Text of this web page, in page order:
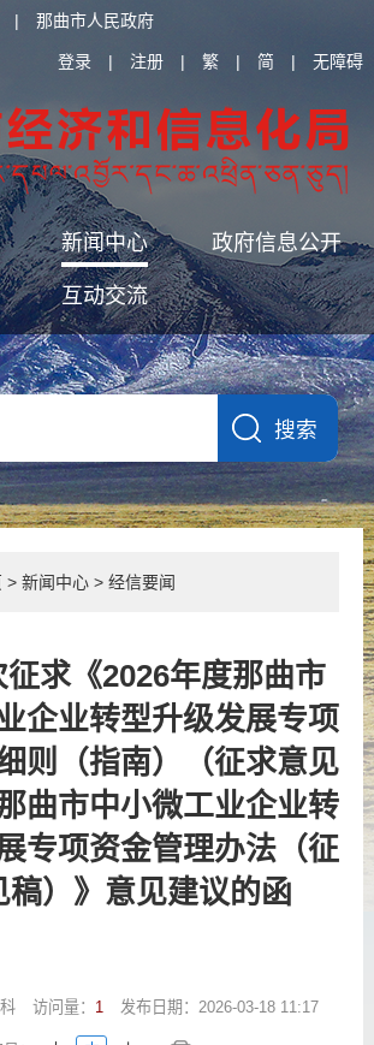
| 那曲市人民政府
登录 | 注册 | 繁 | 简 | 无障碍
新闻中心 政府信息公开
互动交流
> 新闻中心> 经信要闻
征求《2026年度那曲市
企业转型升级发展专项
则（指南）（征求意见
曲市中小微工业企业转
专项资金管理办法（征
稿）》意见建议的函
访问量： 1 发布日期： 2026-03-18 11:17